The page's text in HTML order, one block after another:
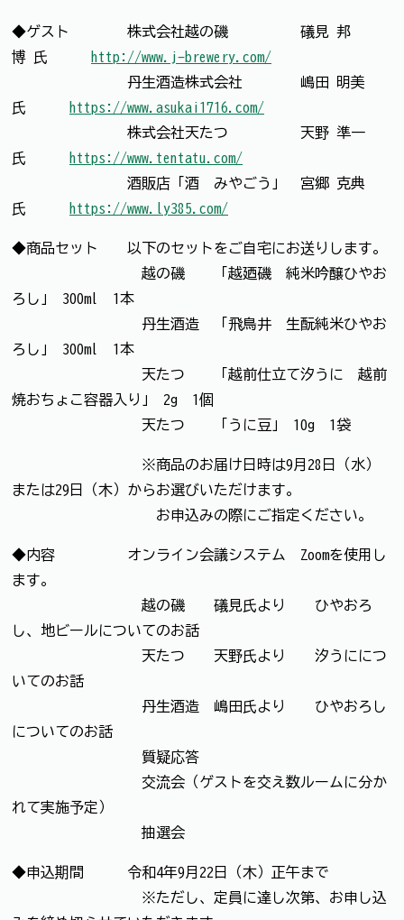
◆ゲスト 株式会社越の磯 礒見 邦
博 氏
http://www.j-brewery.com/
丹生酒造株式会社 嶋田 明美
氏
https://www.asukai1716.com/
株式会社天たつ 天野 準一
氏
https://www.tentatu.com/
酒販店「酒 みやごう」 宮郷 克典
氏
https://www.ly385.com/
◆商品セット 以下のセットをご自宅にお送りします。
越の磯 「越廼磯 純米吟醸ひやお
ろし」 300ml 1本
丹生酒造 「飛鳥井 生酛純米ひやお
ろし」 300ml 1本
天たつ 「越前仕立て汐うに 越前
焼おちょこ容器入り」 2g 1個
天たつ 「うに豆」 10g 1袋
※商品のお届け日時は9月28日（水）
または29日（木）からお選びいただけます。
お申込みの際にご指定ください。
◆内容 オンライン会議システム Zoomを使用し
ます。
越の磯 礒見氏より ひやおろ
し、地ビールについてのお話
天たつ 天野氏より 汐うににつ
いてのお話
丹生酒造 嶋田氏より ひやおろし
についてのお話
質疑応答
交流会（ゲストを交え数ルームに分か
れて実施予定）
抽選会
◆申込期間 令和4年9月22日（木）正午まで
※ただし、定員に達し次第、お申し込